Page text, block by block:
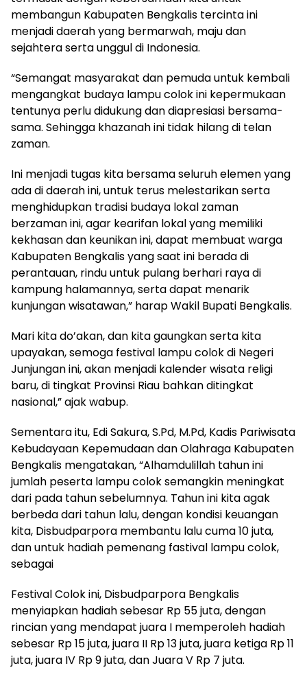
membangun Kabupaten Bengkalis tercinta ini
menjadi daerah yang bermarwah, maju dan
sejahtera serta unggul di Indonesia.
“Semangat masyarakat dan pemuda untuk kembali
mengangkat budaya lampu colok ini kepermukaan
tentunya perlu didukung dan diapresiasi bersama-
sama. Sehingga khazanah ini tidak hilang di telan
zaman.
Ini menjadi tugas kita bersama seluruh elemen yang
ada di daerah ini, untuk terus melestarikan serta
menghidupkan tradisi budaya lokal zaman
berzaman ini, agar kearifan lokal yang memiliki
kekhasan dan keunikan ini, dapat membuat warga
Kabupaten Bengkalis yang saat ini berada di
perantauan, rindu untuk pulang berhari raya di
kampung halamannya, serta dapat menarik
kunjungan wisatawan,” harap Wakil Bupati Bengkalis.
Mari kita do’akan, dan kita gaungkan serta kita
upayakan, semoga festival lampu colok di Negeri
Junjungan ini, akan menjadi kalender wisata religi
baru, di tingkat Provinsi Riau bahkan ditingkat
nasional,” ajak wabup.
Sementara itu, Edi Sakura, S.Pd, M.Pd, Kadis Pariwisata
Kebudayaan Kepemudaan dan Olahraga Kabupaten
Bengkalis mengatakan, “Alhamdulillah tahun ini
jumlah peserta lampu colok semangkin meningkat
dari pada tahun sebelumnya. Tahun ini kita agak
berbeda dari tahun lalu, dengan kondisi keuangan
kita, Disbudparpora membantu lalu cuma 10 juta,
dan untuk hadiah pemenang fastival lampu colok,
sebagai
Festival Colok ini, Disbudparpora Bengkalis
menyiapkan hadiah sebesar Rp 55 juta, dengan
rincian yang mendapat juara I memperoleh hadiah
sebesar Rp 15 juta, juara II Rp 13 juta, juara ketiga Rp 11
juta, juara IV Rp 9 juta, dan Juara V Rp 7 juta.